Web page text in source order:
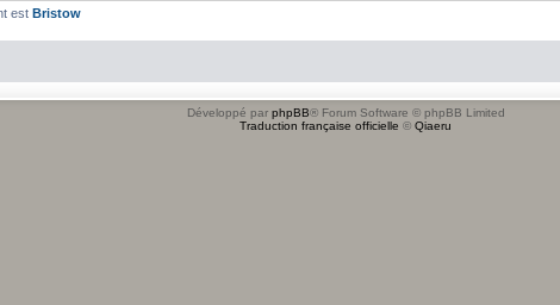
est Bristow
Développé par phpBB® Forum Software © phpBB Limited
Traduction française officielle © Qiaeru